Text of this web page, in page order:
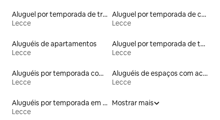
Aluguel por temporada de trullo
Lecce
Aluguel por temporada de casas de veraneio
Lecce
Aluguéis de apartamentos
Lecce
Aluguel por temporada de townhouses
Lecce
Aluguéis por temporada com caiaque
Lecce
Aluguéis de espaços com acesso direto a pistas de esqui
Lecce
Aluguéis por temporada em hotéis-fazenda
Lecce
Mostrar mais